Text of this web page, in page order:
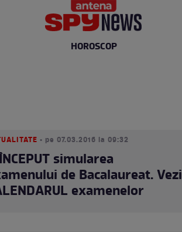
HOROSCOP
• pe 07.03.2016 la 09:32
simularea
de Bacalaureat. Vezi
examenelor